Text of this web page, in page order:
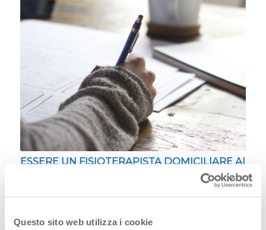
Questo sito web utilizza i cookie
ESSERE UN FISIOTERAPISTA DOMICILIARE AI
TEMPI DEL CORONAVIRUS: LA STORIA DI
Ho capito con pienezza l’importanza del nostro